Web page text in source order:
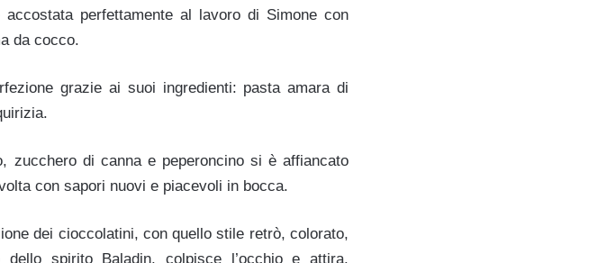
perfettamente al lavoro di Simone con
da cocco.
grazie ai suoi ingredienti: pasta amara di
zucchero di canna e peperoncino si è affiancato
con sapori nuovi e piacevoli in bocca.
dei cioccolatini, con quello stile retrò, colorato,
dello spirito Baladin, colpisce l’occhio e attira.